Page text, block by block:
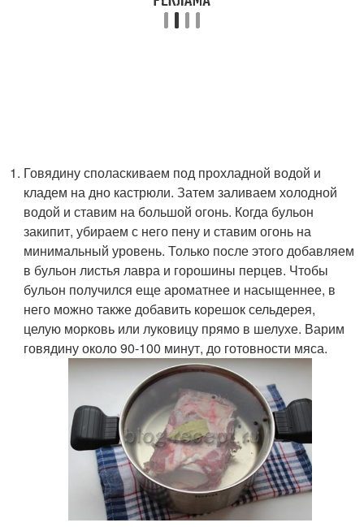
Говядину споласкиваем под прохладной водой и
кладем на дно кастрюли. Затем заливаем холодной
водой и ставим на большой огонь. Когда бульон
закипит, убираем с него пену и ставим огонь на
минимальный уровень. Только после этого добавляем
в бульон листья лавра и горошины перцев. Чтобы
бульон получился еще ароматнее и насыщеннее, в
него можно также добавить корешок сельдерея,
целую морковь или луковицу прямо в шелухе. Варим
говядину около 90-100 минут, до готовности мяса.